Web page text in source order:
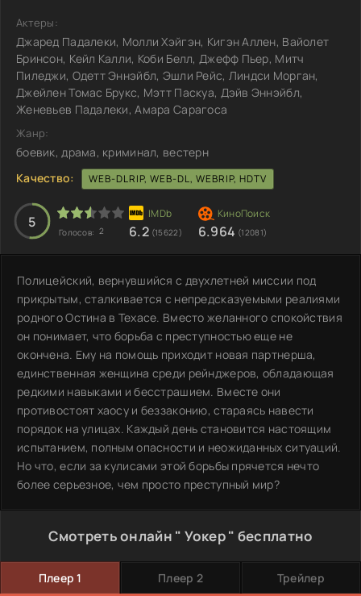
Актеры:
Джаред Падалеки, Молли Хэйгэн, Кигэн Аллен, Вайолет
Бринсон, Кейл Калли, Коби Белл, Джефф Пьер, Митч
Пиледжи, Одетт Эннэйбл, Эшли Рейс, Линдси Морган,
Джейлен Томас Брукс, Мэтт Паскуа, Дэйв Эннэйбл,
Женевьев Падалеки, Амара Сарагоса
Жанр:
боевик, драма, криминал, вестерн
Качество:
WEB-DLRIP, WEB-DL, WEBRIP, HDTV
5
Голосов: 2 6.2 (15622) 6.964 (12081)
Полицейский, вернувшийся с двухлетней миссии под
прикрытым, сталкивается с непредсказуемыми реалиями
родного Остина в Техасе. Вместо желанного спокойствия
он понимает, что борьба с преступностью еще не
окончена. Ему на помощь приходит новая партнерша,
единственная женщина среди рейнджеров, обладающая
редкими навыками и бесстрашием. Вместе они
противостоят хаосу и беззаконию, стараясь навести
порядок на улицах. Каждый день становится настоящим
испытанием, полным опасности и неожиданных ситуаций.
Но что, если за кулисами этой борьбы прячется нечто
более серьезное, чем просто преступный мир?
Смотреть онлайн " Уокер " бесплатно
Плеер 1 Плеер 2 Трейлер